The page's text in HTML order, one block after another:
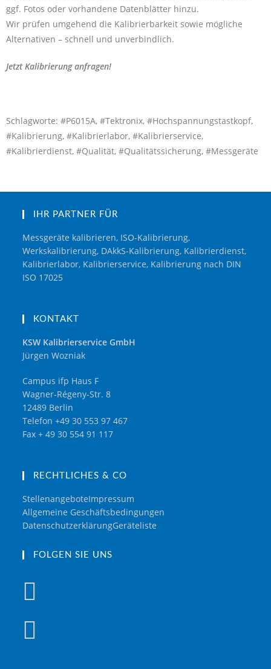
ggf. Fotos oder vorhandene Datenblätter hinzu.
Wir prüfen umgehend die Kalibrierbarkeit sowie mögliche
Alternativen – schnell und unverbindlich.
Jetzt Kalibrierung anfragen!
Schlagworte: #P6015A, #Tektronix, #Hochspannungstastkopf,
#Kalibrierung, #Kalibrierlabor, #Kalibrierservice,
#Kalibrierdienst, #Qualität, #Qualitätssicherung, #Messgeräte
IHR PARTNER FÜR
Messgeräte kalibrieren, ISO-Kalibrierung,
Werkskalibrierung, DAkkS-Kalibrierung, Kalibrierdienst,
Kalibrierlabor, Kalibrierservice, Kalibrierung nach DIN
ISO 17025
KONTAKT
KSW Kalibrierservice GmbH
Jürgen Wozniak
Campus ifp Haus F
Wagner-Régeny-Str. 8
12489 Berlin
Telefon +49 30 553 97 467
Fax + 49 30 554 91 117
RECHTLICHES & CO
StellenangeboteImpressum
Allgemeine Geschäftsbedingungen
DatenschutzerklärungGeräteliste
FOLGEN SIE UNS